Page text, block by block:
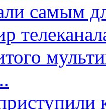
самым